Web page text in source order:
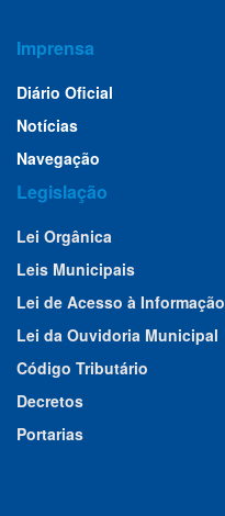
Imprensa
Diário Oficial
Notícias
Navegação
Legislação
Lei Orgânica
Leis Municipais
Lei de Acesso à Informação
Lei da Ouvidoria Municipal
Código Tributário
Decretos
Portarias